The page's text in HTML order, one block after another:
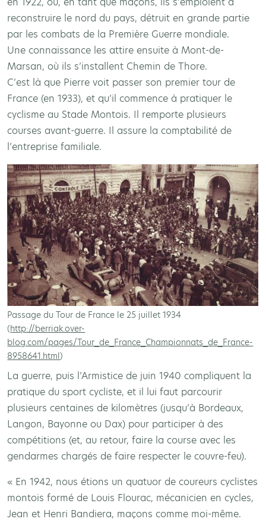
reconstruire le nord du pays, détruit en grande partie
par les combats de la Première Guerre mondiale.
Une connaissance les attire ensuite à Mont-de-
Marsan, où ils s’installent Chemin de Thore.
C’est là que Pierre voit passer son premier tour de
France (en 1933), et qu’il commence à pratiquer le
cyclisme au Stade Montois. Il remporte plusieurs
courses avant-guerre. Il assure la comptabilité de
l’entreprise familiale.
Passage du Tour de France le 25 juillet 1934
(http://berriak.over-
blog.com/pages/Tour_de_France_Championnats_de_France-
8958641.html)
La guerre, puis l’Armistice de juin 1940 compliquent la
pratique du sport cycliste, et il lui faut parcourir
plusieurs centaines de kilomètres (jusqu’à Bordeaux,
Langon, Bayonne ou Dax) pour participer à des
compétitions (et, au retour, faire la course avec les
gendarmes chargés de faire respecter le couvre-feu).
« En 1942, nous étions un quatuor de coureurs cyclistes
montois formé de Louis Flourac, mécanicien en cycles,
Jean et Henri Bandiera, maçons comme moi-même.